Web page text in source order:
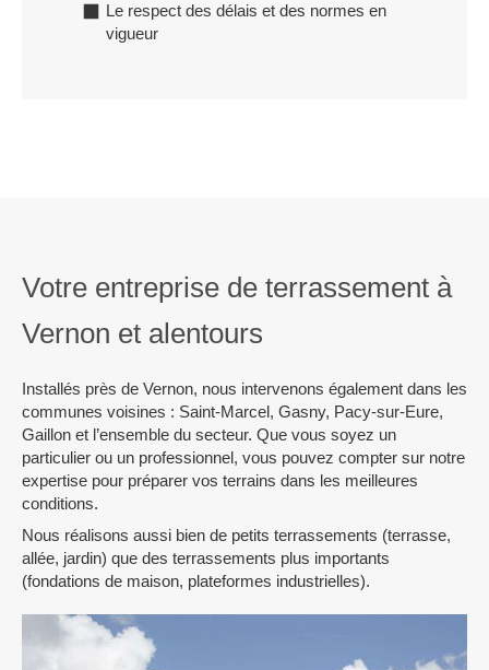
Le respect des délais et des normes en
vigueur
Votre entreprise de terrassement à
Vernon et alentours
Installés près de Vernon, nous intervenons également dans les
communes voisines : Saint-Marcel, Gasny, Pacy-sur-Eure,
Gaillon et l’ensemble du secteur. Que vous soyez un
particulier ou un professionnel, vous pouvez compter sur notre
expertise pour préparer vos terrains dans les meilleures
conditions.
Nous réalisons aussi bien de petits terrassements (terrasse,
allée, jardin) que des terrassements plus importants
(fondations de maison, plateformes industrielles).